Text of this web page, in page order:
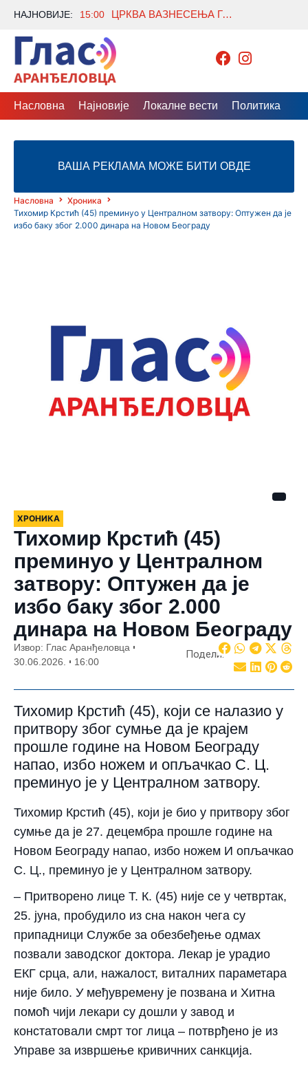
НАЈНОВИЈЕ: 15:00 ЦРКВА ВАЗНЕСЕЊА ГОСПОДЊЕГ У ОРАШЦУ – ДУХОВНИ СВЕДОК СРПСКЕ ИСТОРИЈЕ
Насловна Најновије Локалне вести Политика
ВАША РЕКЛАМА МОЖЕ БИТИ ОВДЕ
Насловна
Хроника
Тихомир Крстић (45) преминуо у Централном затвору: Оптужен да је
избо баку због 2.000 динара на Новом Београду
ХРОНИКА
Тихомир Крстић (45)
преминуо у Централном
затвору: Оптужен да је
избо баку због 2.000
динара на Новом Београду
Извор: Глас Аранђеловца
30.06.2026.
16:00
Подели:
Тихомир Крстић (45), који се налазио у
притвору због сумње да је крајем
прошле године на Новом Београду
напао, избо ножем и опљачкао С. Ц.
преминуо је у Централном затвору.
Тихомир Крстић (45), који је био у притвору због
сумње да је 27. децембра прошле године на
Новом Београду напао, избо ножем И опљачкао
С. Ц., преминуо је у Централном затвору.
– Притворено лице Т. К. (45) није се у четвртак,
25. јуна, пробудило из сна након чега су
припадници Службе за обезбеђење одмах
позвали заводског доктора. Лекар је урадио
ЕКГ срца, али, нажалост, виталних параметара
није било. У међувремену је позвана и Хитна
помоћ чији лекари су дошли у завод и
констатовали смрт тог лица – потврђено је из
Управе за извршење кривичних санкција.